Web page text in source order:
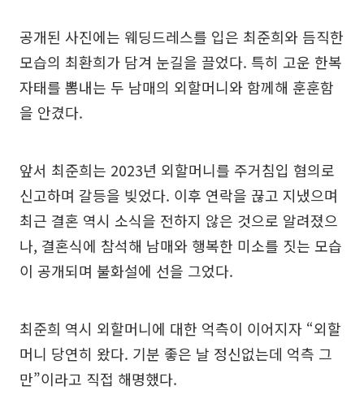
공개된 사진에는 웨딩드레스를 입은 최준희와 듬직한
모습의 최환희가 담겨 눈길을 끌었다. 특히 고운 한복
자태를 뽐내는 두 남매의 외할머니와 함께해 훈훈함
을 안겼다.
앞서 최준희는 2023년 외할머니를 주거침입 혐의로
신고하며 갈등을 빚었다. 이후 연락을 끊고 지냈으며
최근 결혼 역시 소식을 전하지 않은 것으로 알려졌으
나, 결혼식에 참석해 남매와 행복한 미소를 짓는 모습
이 공개되며 불화설에 선을 그었다.
최준희 역시 외할머니에 대한 억측이 이어지자 “외할
머니 당연히 왔다. 기분 좋은 날 정신없는데 억측 그
만”이라고 직접 해명했다.